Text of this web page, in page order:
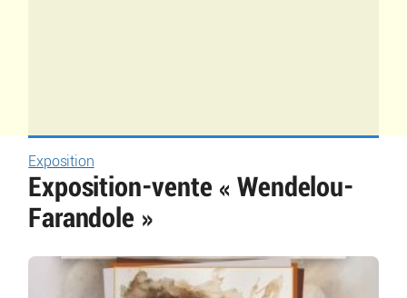
Exposition
Exposition-vente « Wendelou-
Farandole »